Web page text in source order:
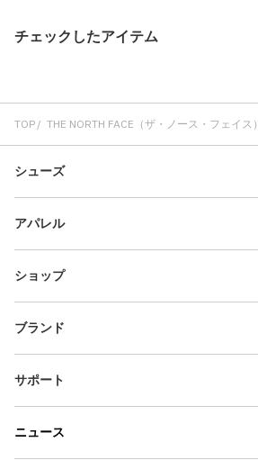
チェックしたアイテム
TOP THE NORTH FACE（ザ・ノース・フェイス）
シューズ
アパレル
ショップ
ブランド
サポート
ニュース